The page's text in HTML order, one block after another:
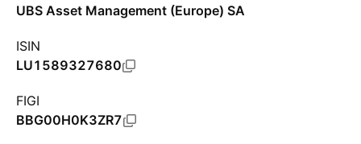
UBS Asset Management (Europe) SA
ISIN
LU1589327680
FIGI
BBG00H0K3ZR7